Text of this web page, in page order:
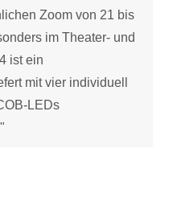
Zoom von 21 bis
im Theater- und
ist ein
mit vier individuell
LEDs